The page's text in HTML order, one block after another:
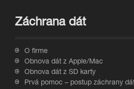
Záchrana dát
O firme
Obnova dát z Apple/Mac
Obnova dát z SD karty
Prvá pomoc – postup záchrany